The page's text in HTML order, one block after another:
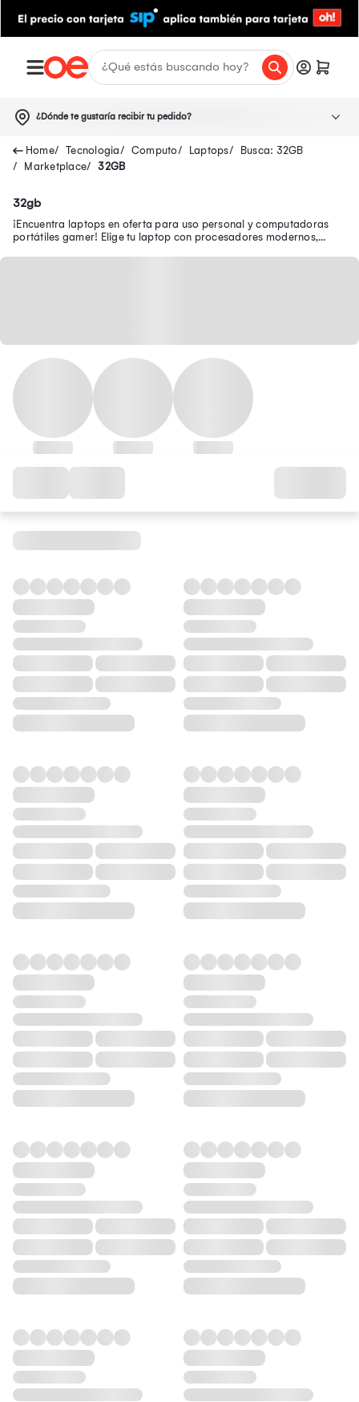
¿Dónde te gustaría recibir tu pedido?
Tecnologia Computo Laptops
Busca: 32GB
Marketplace
32GB
32gb
¡Encuentra laptops en oferta para uso personal y computadoras
portátiles gamer! Elige tu laptop con procesadores modernos,